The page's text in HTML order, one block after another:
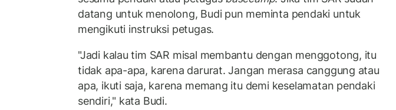
datang untuk menolong, Budi pun meminta pendaki untuk
mengikuti instruksi petugas.
"Jadi kalau tim SAR misal membantu dengan menggotong, itu
tidak apa-apa, karena darurat. Jangan merasa canggung atau
apa, ikuti saja, karena memang itu demi keselamatan pendaki
sendiri," kata Budi.